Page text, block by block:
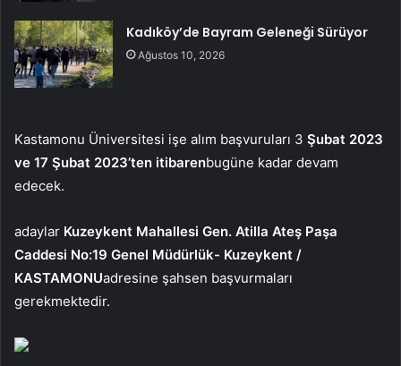
Kadıköy’de Bayram Geleneği Sürüyor
Ağustos 10, 2026
Kastamonu Üniversitesi işe alım başvuruları 3 Şubat 2023
ve 17 Şubat 2023’ten itibarenbugüne kadar devam
edecek.
adaylar Kuzeykent Mahallesi Gen. Atilla Ateş Paşa
Caddesi No:19 Genel Müdürlük- Kuzeykent /
KASTAMONUadresine şahsen başvurmaları
gerekmektedir.